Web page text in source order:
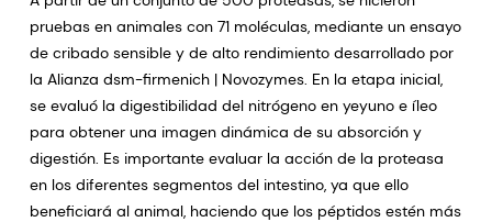
pruebas en animales con 71 moléculas, mediante un ensayo
de cribado sensible y de alto rendimiento desarrollado por
la Alianza dsm-firmenich | Novozymes. En la etapa inicial,
se evaluó la digestibilidad del nitrógeno en yeyuno e íleo
para obtener una imagen dinámica de su absorción y
digestión. Es importante evaluar la acción de la proteasa
en los diferentes segmentos del intestino, ya que ello
beneficiará al animal, haciendo que los péptidos estén más